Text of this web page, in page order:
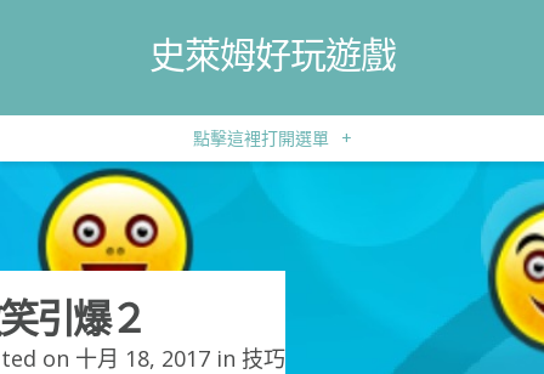
史萊姆好玩遊戲
點擊這裡打開選單 +
引爆２
on 十月 18, 2017 in 技巧